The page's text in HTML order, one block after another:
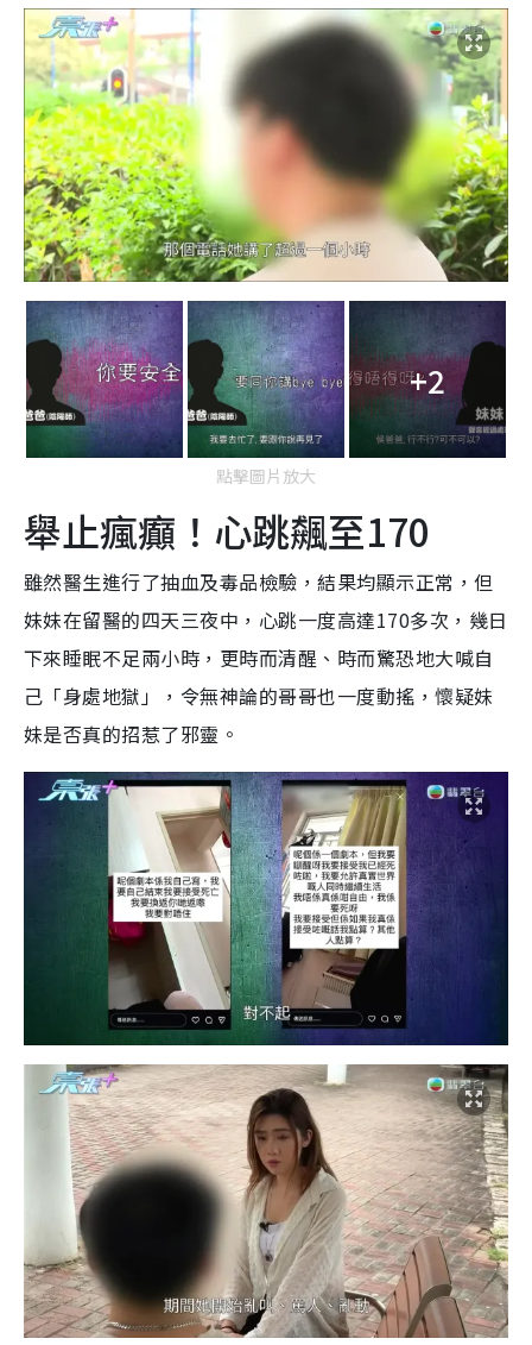
+2
點擊圖片放大
舉止瘋癲！心跳飆至170
雖然醫生進行了抽血及毒品檢驗，結果均顯示正常，但
妹妹在留醫的四天三夜中，心跳一度高達170多次，幾日
下來睡眠不足兩小時，更時而清醒、時而驚恐地大喊自
己「身處地獄」，令無神論的哥哥也一度動搖，懷疑妹
妹是否真的招惹了邪靈。